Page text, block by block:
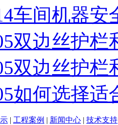
车间机器安
双边丝护栏
双边丝护栏
如何选择适
| 工程案例 | 新闻中心 | 技术支持